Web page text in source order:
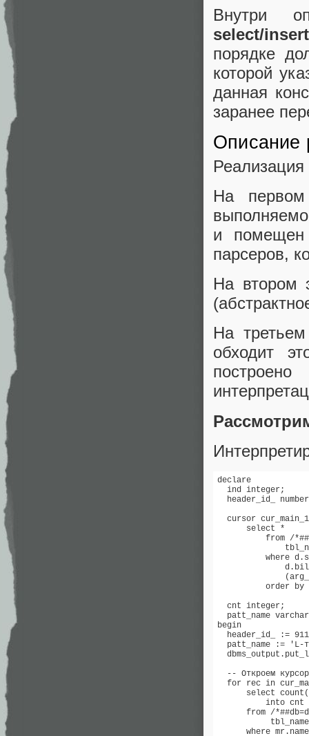
Внутри
select/
порядке
которой
данная
заранее
Описание
Реализация
На
и помещен
парсеров,
На втором
На третьем
обходит
declare
  ind integer;
header_id_
cursor
      select *
from /
where
order by
  cnt integer;
patt_name
begin
header_id_ :=
patt_name :=
-- Откроем
for rec in
select
          into cnt
from /
where